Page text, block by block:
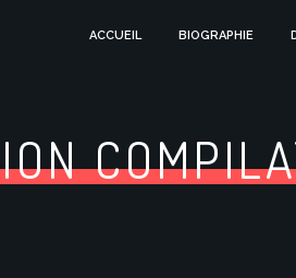
ACCUEIL BIOGRAPHIE